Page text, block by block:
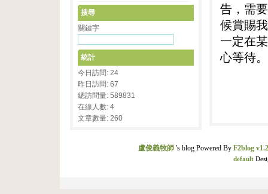
告，需
候賞賜
一定在
心等待。
搜尋
關鍵字
統計
今日訪問: 24
昨日訪問: 67
總訪問量: 589831
在線人數: 4
文章數量: 260
盧俊義牧師's blog Powered By F2blog
default